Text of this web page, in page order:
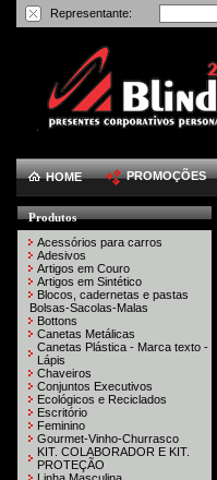
Representante:
HOME PROMOÇÕES
Produtos
Acessórios para carros
Adesivos
Artigos em Couro
Artigos em Sintético
Blocos, cadernetas e pastas
Bolsas-Sacolas-Malas
Bottons
Canetas Metálicas
Canetas Plástica - Marca texto -
Lápis
Chaveiros
Conjuntos Executivos
Ecológicos e Reciclados
Escritório
Feminino
Gourmet-Vinho-Churrasco
KIT. COLABORADOR E KIT.
PROTEÇÃO